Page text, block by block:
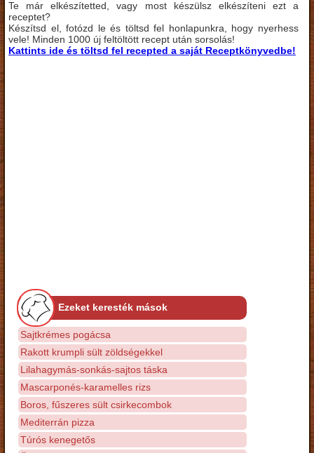
Te már elkészítetted, vagy most készülsz elkészíteni ezt a
receptet?
Készítsd el, fotózd le és töltsd fel honlapunkra, hogy nyerhess
vele! Minden 1000 új feltöltött recept után sorsolás!
Kattints ide és töltsd fel recepted a saját Receptkönyvedbe!
Ezeket keresték mások
Sajtkrémes pogácsa
Rakott krumpli sült zöldségekkel
Lilahagymás-sonkás-sajtos táska
Mascarponés-karamelles rizs
Boros, fűszeres sült csirkecombok
Mediterrán pizza
Túrós kenegetős